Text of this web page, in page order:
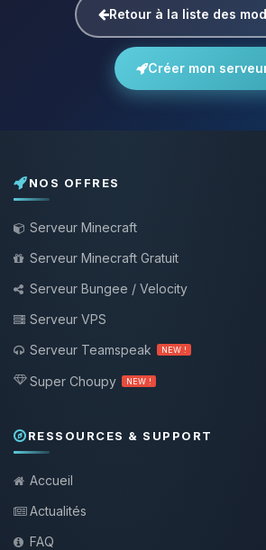
Retour à la liste des
Créer mon
NOS OFFRES
Serveur Minecraft
Serveur Minecraft Gratuit
Serveur Bungee / Velocity
Serveur VPS
Serveur Teamspeak
NEW !
Super Choupy NEW !
RESSOURCES & SUPPORT
Accueil
Actualités
FAQ